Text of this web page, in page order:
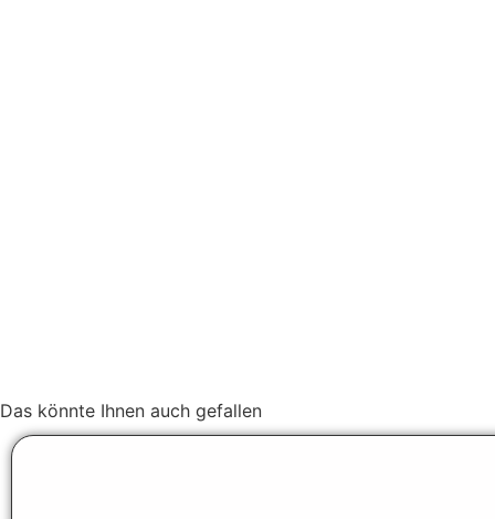
Das könnte Ihnen auch gefallen